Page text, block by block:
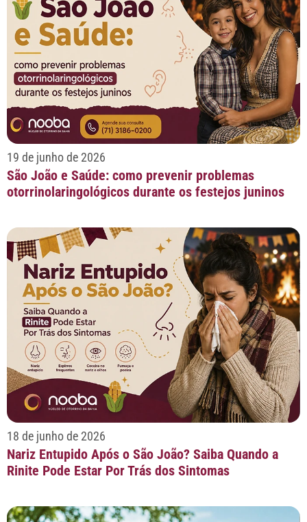
19 de junho de 2026
São João e Saúde: como prevenir problemas
otorrinolaringológicos durante os festejos juninos
18 de junho de 2026
Nariz Entupido Após o São João? Saiba Quando a
Rinite Pode Estar Por Trás dos Sintomas